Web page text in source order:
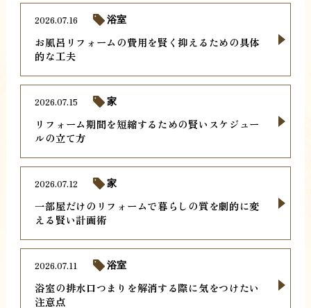
お風呂リフォームの費用を賢く抑えるための具体
的な工夫
2026.07.16 浴室
リフォーム期間を短縮するための賢いスケジュー
ルの立て方
2026.07.15 家
一部屋だけのリフォームで暮らしの質を劇的に変
える賢い計画術
2026.07.12 家
浴室の排水口つまりを解消する際に気をつけたい
注意点
2026.07.11 浴室